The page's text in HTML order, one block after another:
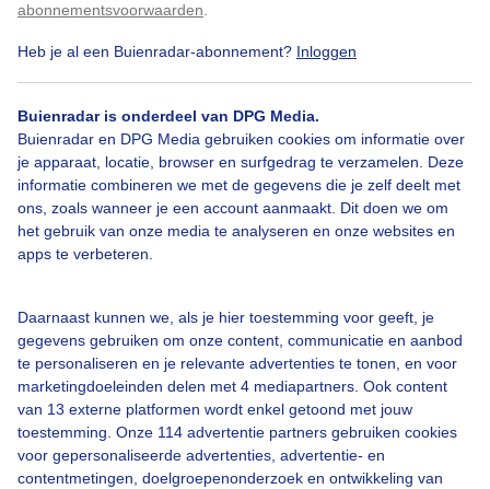
abonnementsvoorwaarden
Heb je al een Buienradar-abonnement? Inloggen
Buienradar is onderdeel van DPG Media.
Buienradar en DPG Media gebruiken cookies om informatie over
je apparaat, locatie, browser en surfgedrag te verzamelen. Deze
informatie combineren we met de gegevens die je zelf deelt met
ons, zoals wanneer je een account aanmaakt. Dit doen we om
het gebruik van onze media te analyseren en onze websites en
apps te verbeteren.
Daarnaast kunnen we, als je hier toestemming voor geeft, je
gegevens gebruiken om onze content, communicatie en aanbod
te personaliseren en je relevante advertenties te tonen, en voor
marketingdoeleinden delen met 4 mediapartners. Ook content
van 13 externe platformen wordt enkel getoond met jouw
toestemming. Onze 114 advertentie partners gebruiken cookies
voor gepersonaliseerde advertenties, advertentie- en
contentmetingen, doelgroepenonderzoek en ontwikkeling van
Morgenrood Waterindesloot
Bekijk slideshow
Over Buienradar